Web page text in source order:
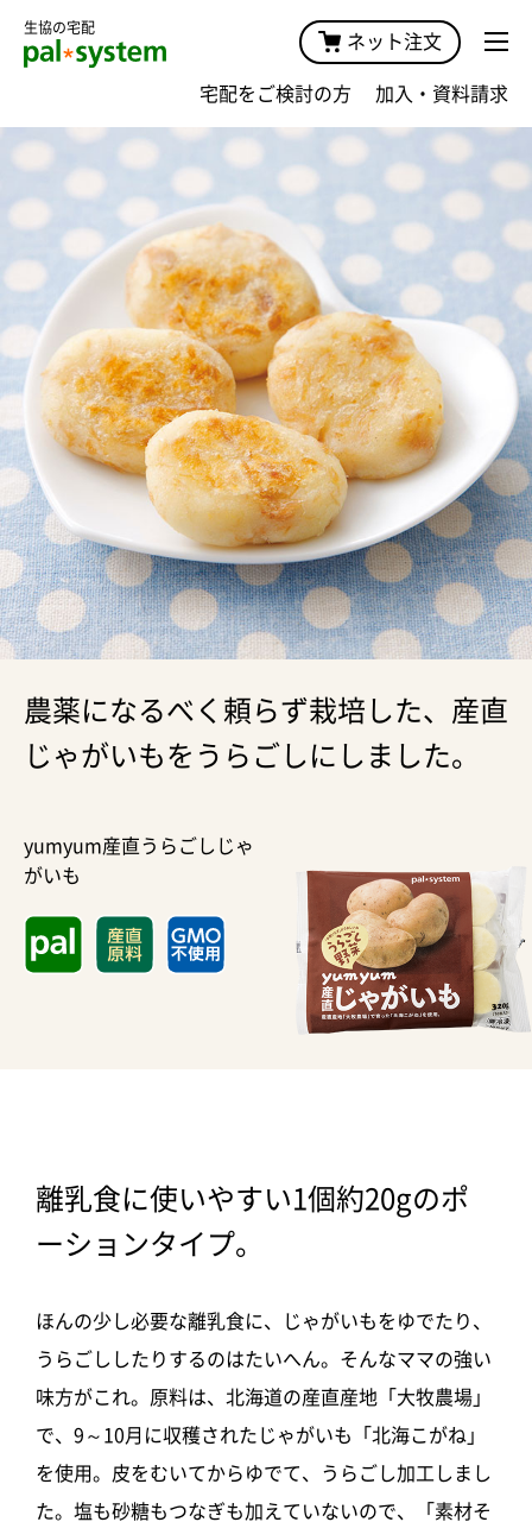
生協の宅配
ネット注文
宅配をご検討の方 加入・資料請求
農薬になるべく頼らず栽培した、産直
じゃがいもをうらごしにしました。
yumyum産直うらごしじゃ
がいも
離乳食に使いやすい1個約20gのポ
ーションタイプ。
ほんの少し必要な離乳食に、じゃがいもをゆでたり、
うらごししたりするのはたいへん。そんなママの強い
味方がこれ。原料は、北海道の産直産地「大牧農場」
で、9～10月に収穫されたじゃがいも「北海こがね」
を使用。皮をむいてからゆでて、うらごし加工しまし
た。塩も砂糖もつなぎも加えていないので、「素材そ